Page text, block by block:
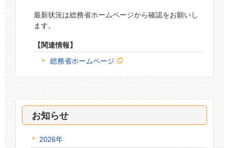
最新状況は総務省ホームページから確認をお願いし
ます。
【関連情報】
総務省ホームページ
お知らせ
2026年